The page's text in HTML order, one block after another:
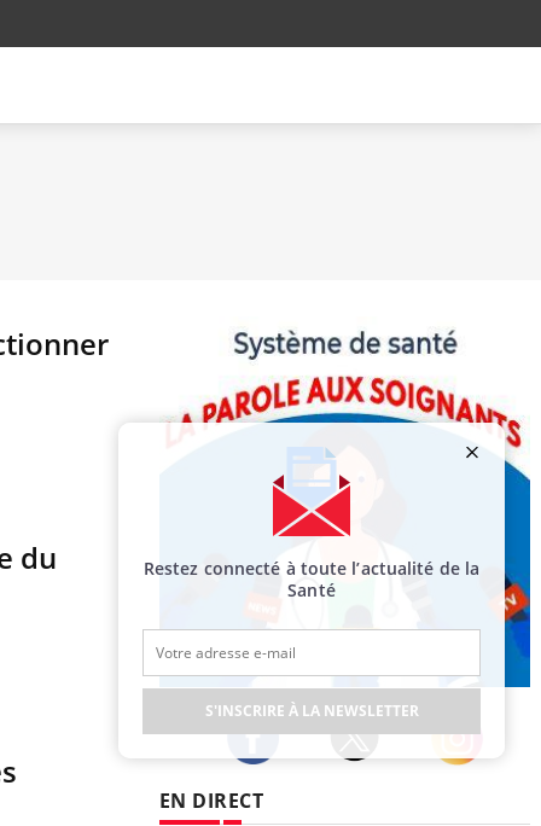
du
EN DIRECT
Restez connecté à toute l’actualité de la
Santé
S'INSCRIRE À LA NEWSLETTER